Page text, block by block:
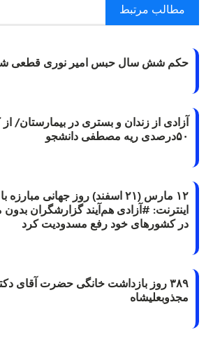
مطالب مرتبط
حکم شش سال حبس امیر نوری قطعی
آزادی از زندان و بستری در بیمارستان/ از
۵۰درصدی ریه مصطفی دانشجو
۱۲ مارس (۲۱ اسفند) روز جهانی
در کشورهای خود رفع مسدودیت کرد
۳۸۹ روز بازداشت خانگی حضرت آقای
مجذوبعلیشاه